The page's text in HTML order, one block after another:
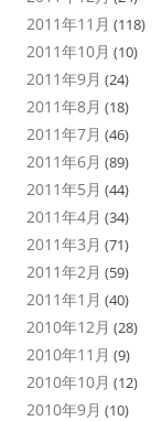
2011年11月 (118)
2011年10月 (10)
2011年9月 (24)
2011年8月 (18)
2011年7月 (46)
2011年6月 (89)
2011年5月 (44)
2011年4月 (34)
2011年3月 (71)
2011年2月 (59)
2011年1月 (40)
2010年12月 (28)
2010年11月 (9)
2010年10月 (12)
2010年9月 (10)